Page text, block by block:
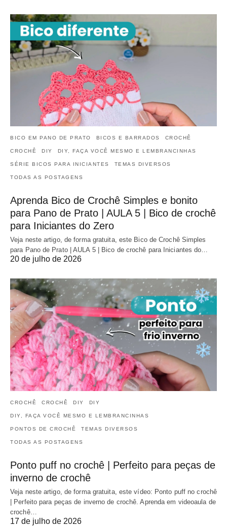
BICO EM PANO DE PRATO BICOS E BARRADOS CROCHÊ
CROCHÊ DIY DIY, FAÇA VOCÊ MESMO E LEMBRANCINHAS
SÉRIE BICOS PARA INICIANTES TEMAS DIVERSOS
TODAS AS POSTAGENS
Aprenda Bico de Crochê Simples e bonito
para Pano de Prato | AULA 5 | Bico de crochê
para Iniciantes do Zero
Veja neste artigo, de forma gratuita, este Bico de Crochê Simples
para Pano de Prato | AULA 5 | Bico de crochê para Iniciantes do…
20 de julho de 2026
CROCHÊ CROCHÊ DIY DIY
DIY, FAÇA VOCÊ MESMO E LEMBRANCINHAS
PONTOS DE CROCHÊ TEMAS DIVERSOS
TODAS AS POSTAGENS
Ponto puff no crochê | Perfeito para peças de
inverno de crochê
Veja neste artigo, de forma gratuita, este vídeo: Ponto puff no crochê
| Perfeito para peças de inverno de crochê. Aprenda em videoaula de
crochê…
17 de julho de 2026